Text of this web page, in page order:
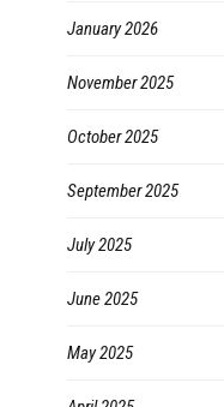
January 2026
November 2025
October 2025
September 2025
July 2025
June 2025
May 2025